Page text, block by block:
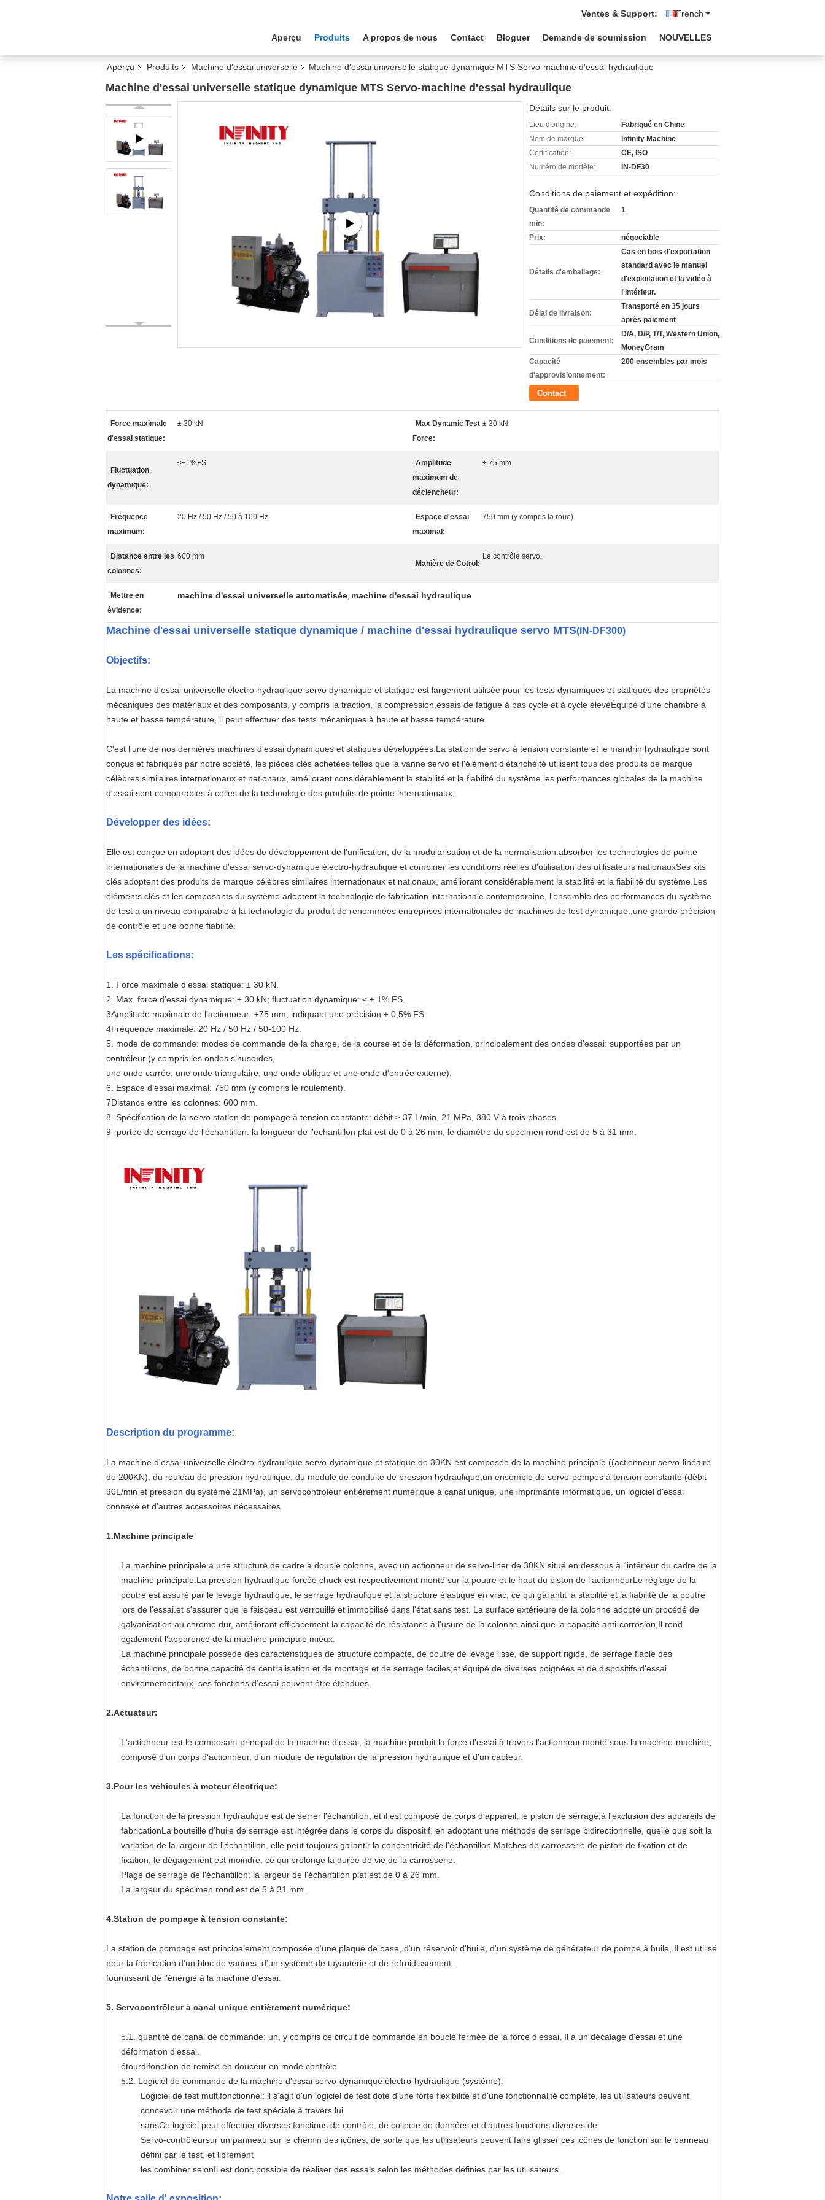
French
Ventes & Support:
Aperçu Produits A propos de nous Contact Bloguer Demande de soumission NOUVELLES
Aperçu Produits Machine d'essai universelle Machine d'essai universelle statique dynamique MTS Servo-machine d'essai hydraulique
Machine d'essai universelle statique dynamique MTS Servo-machine d'essai hydraulique
Détails sur le produit:
Lieu d'origine:
Fabriqué en Chine
Nom de marque:
Infinity Machine
Certification:
CE, ISO
Numéro de modèle:
IN-DF30
Conditions de paiement et expédition:
Quantité de commande
min:
1
Prix: négociable
Détails d'emballage:
Cas en bois d'exportation
standard avec le manuel
d'exploitation et la vidéo à
l'intérieur.
Délai de livraison:
Transporté en 35 jours
après paiement
Conditions de paiement:
D/A, D/P, T/T, Western Union,
MoneyGram
Capacité
d'approvisionnement:
200 ensembles par mois
Contact
Force maximale
d'essai statique:
± 30 kN
Max Dynamic Test
Force:
± 30 kN
Fluctuation
dynamique:
≤±1%FS
Amplitude
maximum de
déclencheur:
± 75 mm
Fréquence
maximum:
20 Hz / 50 Hz / 50 à 100 Hz
Espace d'essai
maximal:
750 mm (y compris la roue)
Distance entre les
colonnes:
600 mm
Manière de Cotrol:
Le contrôle servo.
Mettre en
évidence:
machine d'essai universelle automatisée, machine d'essai hydraulique
Machine d'essai universelle statique dynamique / machine d'essai hydraulique servo MTS(IN-DF300)
Objectifs:
La machine d'essai universelle électro-hydraulique servo dynamique et statique est largement utilisée pour les tests dynamiques et statiques des propriétés
mécaniques des matériaux et des composants, y compris la traction, la compression,essais de fatigue à bas cycle et à cycle élevéÉquipé d'une chambre à
haute et basse température, il peut effectuer des tests mécaniques à haute et basse température.
C'est l'une de nos dernières machines d'essai dynamiques et statiques développées.La station de servo à tension constante et le mandrin hydraulique sont
conçus et fabriqués par notre société, les pièces clés achetées telles que la vanne servo et l'élément d'étanchéité utilisent tous des produits de marque
célèbres similaires internationaux et nationaux, améliorant considérablement la stabilité et la fiabilité du système.les performances globales de la machine
d'essai sont comparables à celles de la technologie des produits de pointe internationaux;.
Développer des idées:
Elle est conçue en adoptant des idées de développement de l'unification, de la modularisation et de la normalisation.absorber les technologies de pointe
internationales de la machine d'essai servo-dynamique électro-hydraulique et combiner les conditions réelles d'utilisation des utilisateurs nationauxSes kits
clés adoptent des produits de marque célèbres similaires internationaux et nationaux, améliorant considérablement la stabilité et la fiabilité du système.Les
éléments clés et les composants du système adoptent la technologie de fabrication internationale contemporaine, l'ensemble des performances du système
de test a un niveau comparable à la technologie du produit de renommées entreprises internationales de machines de test dynamique.,une grande précision
de contrôle et une bonne fiabilité.
Les spécifications:
1. Force maximale d'essai statique: ± 30 kN.
2. Max. force d'essai dynamique: ± 30 kN; fluctuation dynamique: ≤ ± 1% FS.
3Amplitude maximale de l'actionneur: ±75 mm, indiquant une précision ± 0,5% FS.
4Fréquence maximale: 20 Hz / 50 Hz / 50-100 Hz.
5. mode de commande: modes de commande de la charge, de la course et de la déformation,
principalement des ondes d'essai: supportées par un
contrôleur (y compris les ondes sinusoïdes,
une onde carrée, une onde triangulaire, une onde oblique et une onde d'entrée externe).
6. Espace d'essai maximal: 750 mm (y compris le roulement).
7Distance entre les colonnes: 600 mm.
8. Spécification de la servo station de pompage à tension constante: débit ≥ 37 L/min, 21 MPa, 380 V à trois phases.
9- portée de serrage de l'échantillon: la longueur de l'échantillon plat est de 0 à 26 mm; le diamètre du spécimen rond est de 5 à 31 mm.
Description du programme:
La machine d'essai universelle électro-hydraulique servo-dynamique et statique de 30KN est composée de la machine principale ((actionneur servo-linéaire
de 200KN), du rouleau de pression hydraulique, du module de conduite de pression hydraulique,un ensemble de servo-pompes à tension constante (débit
90L/min et pression du système 21MPa), un servocontrôleur entièrement numérique à canal unique, une imprimante informatique, un logiciel d'essai
connexe et d'autres accessoires nécessaires.
1.Machine principale
La machine principale a une structure de cadre à double colonne, avec un actionneur de servo-liner de 30KN situé en dessous à l'intérieur du cadre de la
machine principale.La pression hydraulique forcée chuck est respectivement monté sur la poutre et le haut du piston de l'actionneurLe réglage de la
poutre est assuré par le levage hydraulique, le serrage hydraulique et la structure élastique en vrac, ce qui garantit la stabilité et la fiabilité de la poutre
lors de l'essai.et s'assurer que le faisceau est verrouillé et immobilisé dans l'état sans test. La surface extérieure de la colonne adopte un procédé de
galvanisation au chrome dur, améliorant efficacement la capacité de résistance à l'usure de la colonne ainsi que la capacité anti-corrosion,Il rend
également l'apparence de la machine principale mieux.
La machine principale possède des caractéristiques de structure compacte, de poutre de levage lisse, de support rigide, de serrage fiable des
échantillons, de bonne capacité de centralisation et de montage et de serrage faciles;et équipé de diverses poignées et de dispositifs d'essai
environnementaux, ses fonctions d'essai peuvent être étendues.
2.Actuateur:
L'actionneur est le composant principal de la machine d'essai, la machine produit la force d'essai à travers l'actionneur.monté sous la machine-machine,
composé d'un corps d'actionneur, d'un module de régulation de la pression hydraulique et d'un capteur.
3.Pour les véhicules à moteur électrique:
La fonction de la pression hydraulique est de serrer l'échantillon, et il est composé de corps d'appareil, le piston de serrage,à l'exclusion des appareils de
fabricationLa bouteille d'huile de serrage est intégrée dans le corps du dispositif, en adoptant une méthode de serrage bidirectionnelle, quelle que soit la
variation de la largeur de l'échantillon, elle peut toujours garantir la concentricité de l'échantillon.Matches de carrosserie de piston de fixation et de
fixation, le dégagement est moindre, ce qui prolonge la durée de vie de la carrosserie.
Plage de serrage de l'échantillon: la largeur de l'échantillon plat est de 0 à 26 mm.
La largeur du spécimen rond est de 5 à 31 mm.
4.Station de pompage à tension constante:
La station de pompage est principalement composée d'une plaque de base, d'un réservoir d'huile, d'un système de générateur de pompe à huile, Il est utilisé
pour la fabrication d'un bloc de vannes, d'un système de tuyauterie et de refroidissement.
fournissant de l'énergie à la machine d'essai.
5. Servocontrôleur à canal unique entièrement numérique:
5.1. quantité de canal de commande: un, y compris ce circuit de commande en boucle fermée de la force d'essai, Il a un décalage d'essai et une
déformation d'essai.
étourdifonction de remise en douceur en mode contrôle.
5.2. Logiciel de commande de la machine d'essai servo-dynamique électro-hydraulique (système):
Logiciel de test multifonctionnel: il s'agit d'un logiciel de test doté d'une forte flexibilité et d'une fonctionnalité complète, les utilisateurs peuvent
concevoir une méthode de test spéciale à travers lui
sansCe logiciel peut effectuer diverses fonctions de contrôle, de collecte de données et d'autres fonctions diverses de
Servo-contrôleursur un panneau sur le chemin des icônes, de sorte que les utilisateurs peuvent faire glisser ces icônes de fonction sur le panneau
défini par le test, et librement
les combiner selonIl est donc possible de réaliser des essais selon les méthodes définies par les utilisateurs.